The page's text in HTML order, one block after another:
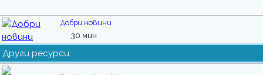
Добри новини
30 мин
Други ресурси: